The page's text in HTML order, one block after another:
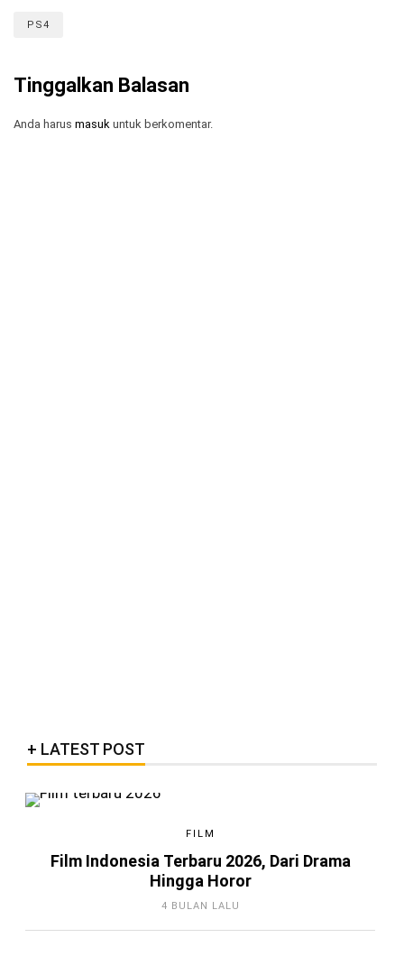
PS4
Tinggalkan Balasan
Anda harus masuk untuk berkomentar.
LATEST POST
FILM
Film Indonesia Terbaru 2026, Dari Drama
Hingga Horor
4 BULAN LALU